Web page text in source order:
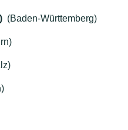
(Baden-Württemberg)